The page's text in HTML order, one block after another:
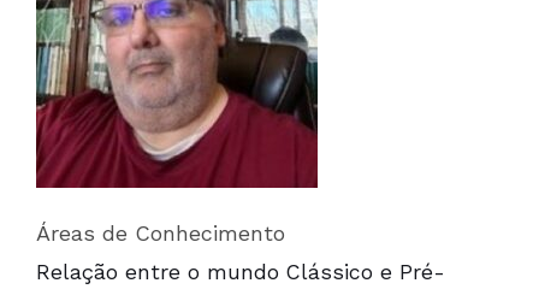
Áreas de Conhecimento
Relação entre o mundo Clássico e Pré-